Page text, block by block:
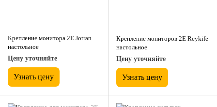
Крепление монитора 2E Jotran
настольное
Цену уточняйте
Узнать цену
Крепление мониторов 2E Reykife
настольное
Цену уточняйте
Узнать цену